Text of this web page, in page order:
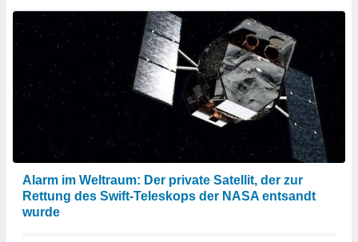
Alarm im Weltraum: Der private Satellit, der zur
Rettung des Swift-Teleskops der NASA entsandt
wurde